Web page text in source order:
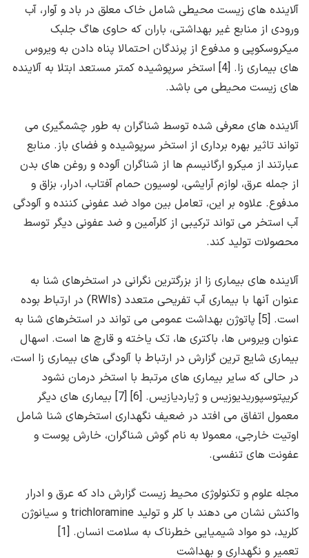
آلاینده های زیست محیطی شامل خاک معلق در باد و آوار، آب
ورودی از منابع غیر بهداشتی، باران که حاوی هاگ جلبک
میکروسکوپی و مدفوع از پرندگان احتمالا پناه دادن به ویروس
های بیماری زا. [4] استخر سرپوشیده کمتر مستعد ابتلا به آلاینده
های زیست محیطی می باشد.
آلاینده های معرفی شده توسط شناگران به طور چشمگیری می
تواند تاثیر بهره برداری از استخر سرپوشیده و فضای باز. منابع
عبارتند از میکرو ارگانیسم ها از شناگران آلوده و روغن های بدن
از جمله عرق، لوازم آرایشی، لوسیون حمام آفتاب، ادرار، بزاق و
مدفوع. علاوه بر این، تعامل بین مواد ضد عفونی کننده و آلودگی
آب استخر می تواند ترکیبی از کلرآمین و ضد عفونی دیگر توسط
محصولات تولید کند.
آلاینده های بیماری زا از بزرگترین نگرانی در استخرهای شنا به
عنوان آنها با بیماری آب تفریحی متعدد (RWIs) در ارتباط بوده
است. [5] پاتوژن بهداشت عمومی می تواند در استخرهای شنا به
عنوان ویروس ها، باکتری ها، تک یاخته و قارچ ها است. اسهال
بیماری شایع ترین گزارش در ارتباط با آلودگی های بیماری زا است،
در حالی که سایر بیماری های مرتبط با استخر درمان نشود
کریپتوسپوریدیوزیس و ژیاردیازیس. [6] [7] بیماری های دیگر
معمول اتفاق می افتد در ضعیف نگهداری استخرهای شنا شامل
اوتیت خارجی، معمولا به نام گوش شناگران، خارش پوست و
عفونت های تنفسی.
مجله علوم و تکنولوژی محیط زیست گزارش داد که عرق و ادرار
واکنش نشان می دهند با کلر و تولید trichloramine و سیانوژن
کلرید، دو مواد شیمیایی خطرناک به سلامت انسان. [1]
تعمیر و نگهداری و بهداشت